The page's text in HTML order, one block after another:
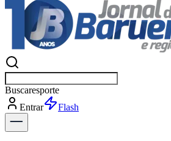
Buscaresportes
Entrar
Flash